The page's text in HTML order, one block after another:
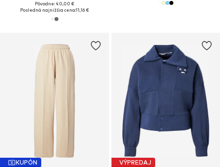
Pôvodne: 40,00 €
Posledná najnižšia cena:11,16 €
KUPÓN VÝPREDAJ